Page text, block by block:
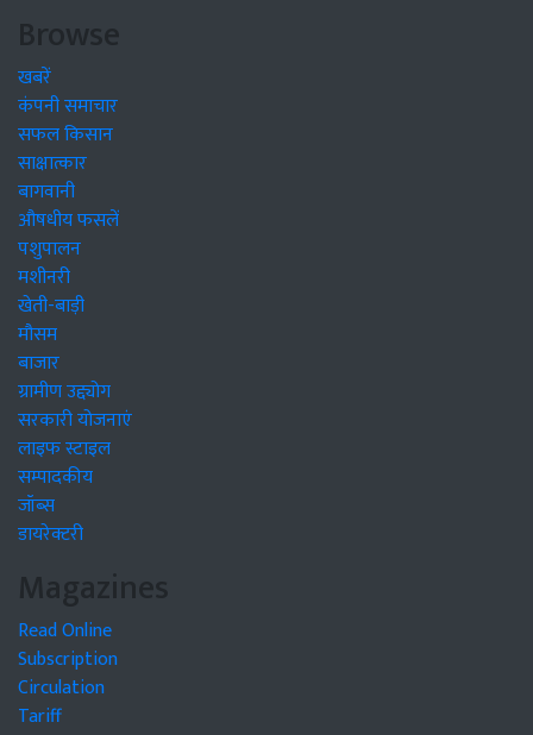
Browse
खबरें
कंपनी समाचार
सफल किसान
साक्षात्कार
बागवानी
औषधीय फसलें
पशुपालन
मशीनरी
खेती-बाड़ी
मौसम
बाजार
ग्रामीण उद्द्योग
सरकारी योजनाएं
लाइफ स्टाइल
सम्पादकीय
जॉब्स
डायरेक्टरी
Magazines
Read Online
Subscription
Circulation
Tariff